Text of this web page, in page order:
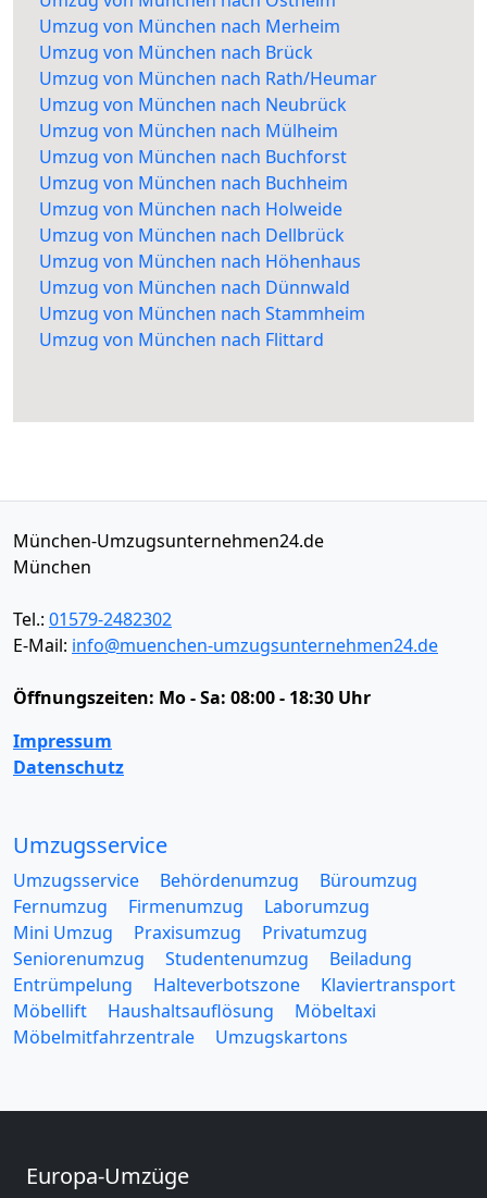
Umzug von München nach Merheim
Umzug von München nach Brück
Umzug von München nach Rath/Heumar
Umzug von München nach Neubrück
Umzug von München nach Mülheim
Umzug von München nach Buchforst
Umzug von München nach Buchheim
Umzug von München nach Holweide
Umzug von München nach Dellbrück
Umzug von München nach Höhenhaus
Umzug von München nach Dünnwald
Umzug von München nach Stammheim
Umzug von München nach Flittard
München-Umzugsunternehmen24.de
München
Tel.: 01579-2482302
E-Mail: info@muenchen-umzugsunternehmen24.de
Öffnungszeiten: Mo - Sa: 08:00 - 18:30 Uhr
Impressum
Datenschutz
Umzugsservice
Umzugsservice Behördenumzug
Büroumzug
Fernumzug
Firmenumzug
Laborumzug
Mini Umzug
Praxisumzug
Privatumzug
Seniorenumzug
Studentenumzug
Beiladung
Entrümpelung
Halteverbotszone
Klaviertransport
Möbellift
Haushaltsauflösung
Möbeltaxi
Möbelmitfahrzentrale
Umzugskartons
Europa-Umzüge